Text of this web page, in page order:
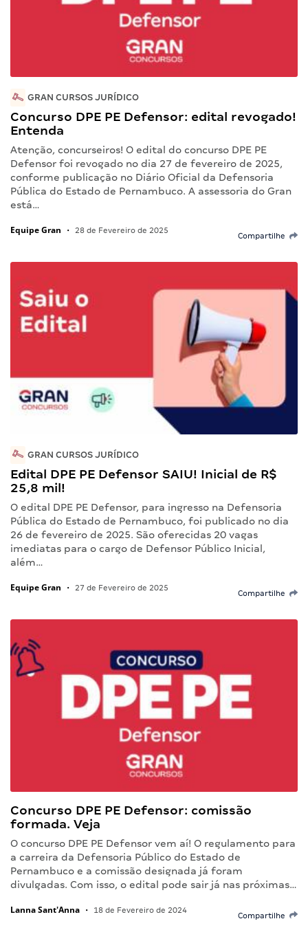
GRAN CURSOS JURÍDICO
Concurso DPE PE Defensor: edital revogado!
Entenda
Atenção, concurseiros! O edital do concurso DPE PE
Defensor foi revogado no dia 27 de fevereiro de 2025,
conforme publicação no Diário Oficial da Defensoria
Pública do Estado de Pernambuco. A assessoria do Gran
está…
Equipe Gran • 28 de Fevereiro de 2025
Compartilhe
GRAN CURSOS JURÍDICO
Edital DPE PE Defensor SAIU! Inicial de R$
25,8 mil!
O edital DPE PE Defensor, para ingresso na Defensoria
Pública do Estado de Pernambuco, foi publicado no dia
26 de fevereiro de 2025. São oferecidas 20 vagas
imediatas para o cargo de Defensor Público Inicial,
além…
Equipe Gran • 27 de Fevereiro de 2025
Compartilhe
Concurso DPE PE Defensor: comissão
formada. Veja
O concurso DPE PE Defensor vem aí! O regulamento para
a carreira da Defensoria Público do Estado de
Pernambuco e a comissão designada já foram
divulgadas. Com isso, o edital pode sair já nas próximas…
Lanna Sant'Anna • 18 de Fevereiro de 2024
Compartilhe